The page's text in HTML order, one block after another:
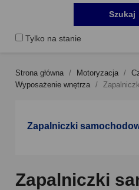
Tylko na stanie
Szukaj
Strona główna Motoryzacja
Wyposażenie wnętrza
Zapalniczki
Zapalniczki